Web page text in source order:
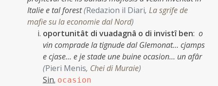
Italie e tal forest(Redazion il Diari, La sgrife de
mafie su la economie dal Nord)
oportunitât di vuadagnâ o di invistî ben: o
vin comprade la tignude dal Glemonat… cjamps
e cjase… e je stade une buine ocasion… un afâr
(Pieri Menis, Chei di Muraie)
Sin. ocasion